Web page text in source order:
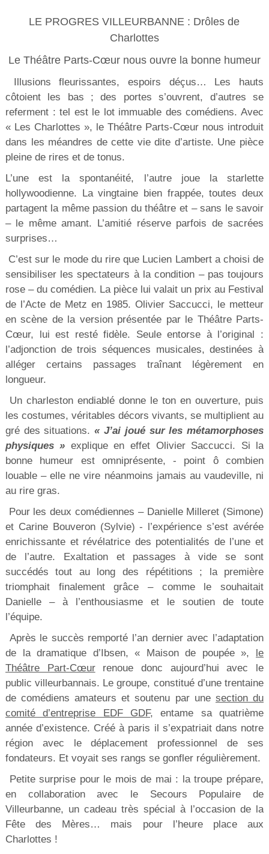
LE PROGRES VILLEURBANNE : Drôles de
Charlottes
Le Théâtre Parts-Cœur nous ouvre la bonne humeur
Illusions fleurissantes, espoirs déçus… Les hauts
côtoient les bas ; des portes s’ouvrent, d’autres se
referment : tel est le lot immuable des comédiens. Avec
« Les Charlottes », le Théâtre Parts-Cœur nous introduit
dans les méandres de cette vie dite d’artiste. Une pièce
pleine de rires et de tonus.
L’une est la spontanéité, l’autre joue la starlette
hollywoodienne. La vingtaine bien frappée, toutes deux
partagent la même passion du théâtre et – sans le savoir
– le même amant. L’amitié réserve parfois de sacrées
surprises…
C’est sur le mode du rire que Lucien Lambert a choisi de
sensibiliser les spectateurs à la condition – pas toujours
rose – du comédien. La pièce lui valait un prix au Festival
de l’Acte de Metz en 1985. Olivier Saccucci, le metteur
en scène de la version présentée par le Théâtre Parts-
Cœur, lui est resté fidèle. Seule entorse à l’original :
l’adjonction de trois séquences musicales, destinées à
alléger certains passages traînant légèrement en
longueur.
Un charleston endiablé donne le ton en ouverture, puis
les costumes, véritables décors vivants, se multiplient au
gré des situations.« J’ai joué sur les métamorphoses
physiques » explique en effet Olivier Saccucci. Si la
bonne humeur est omniprésente, - point ô combien
louable – elle ne vire néanmoins jamais au vaudeville, ni
au rire gras.
Pour les deux comédiennes – Danielle Milleret (Simone)
et Carine Bouveron (Sylvie) - l’expérience s’est avérée
enrichissante et révélatrice des potentialités de l’une et
de l’autre. Exaltation et passages à vide se sont
succédés tout au long des répétitions ; la première
triomphait finalement grâce – comme le souhaitait
Danielle – à l’enthousiasme et le soutien de toute
l’équipe.
Après le succès remporté l’an dernier avec l’adaptation
de la dramatique d’Ibsen, « Maison de poupée »,
le
Théâtre Part-Cœurrenoue donc aujourd’hui avec le
public villeurbannais. Le groupe, constitué d’une trentaine
de comédiens amateurs et soutenu par une section du
comité d’entreprise EDF GDF, entame sa quatrième
année d’existence. Créé à paris il s’expatriait dans notre
région avec le déplacement professionnel de ses
fondateurs. Et voyait ses rangs se gonfler régulièrement.
Petite surprise pour le mois de mai : la troupe prépare,
en collaboration avec le Secours Populaire de
Villeurbanne, un cadeau très spécial à l’occasion de la
Fête des Mères… mais pour l’heure place aux
Charlottes !